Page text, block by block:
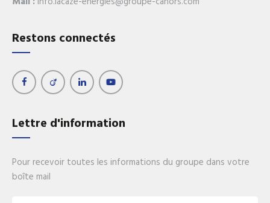
Restons connectés
Lettre d'information
Pour recevoir toutes les informations du groupe dans votre
boîte mail